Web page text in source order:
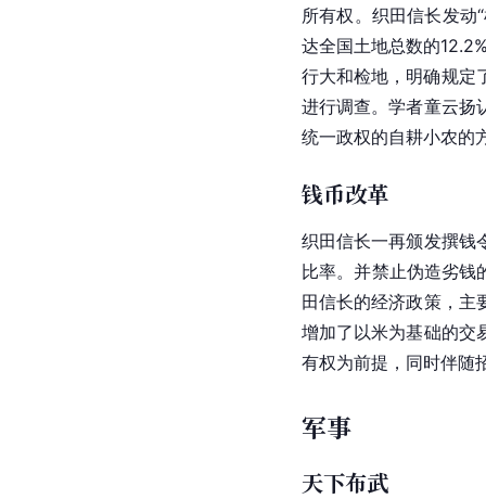
所有权。织田信长发动
达全国土地总数的
行大和检地，明确规定
进行调查。学者童云扬
统一政权的自耕小农的
钱币改革
织田信长一再颁发撰钱
比率。并禁止伪造劣钱
田信长的经济政策，主
增加了以米为基础的交
有权为前提，同时伴随
军事
天下布武